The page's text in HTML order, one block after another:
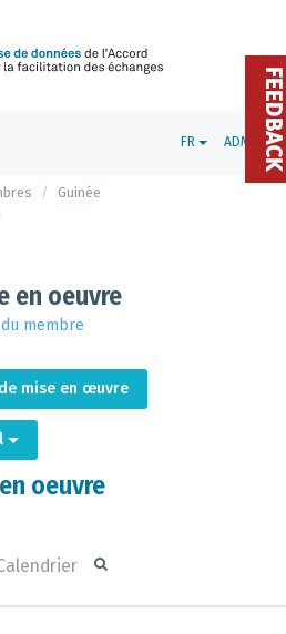
FR ADMIN
Guinée
en oeuvre
membre
mise en œuvre
oeuvre
FEEDBACK